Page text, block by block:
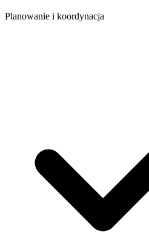
Planowanie i koordynacja